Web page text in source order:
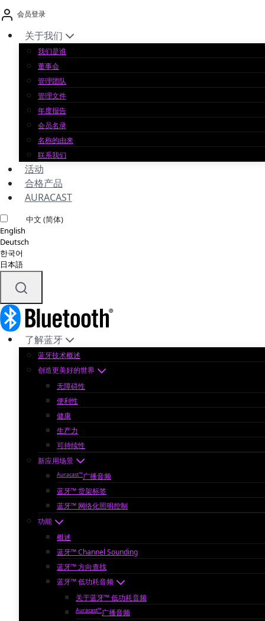
跳
至
内
会员登录
关于我们
我们是谁
董事会
管理团队
管理文件
年度报告
会员名录
名称的由来
联系我们
活动
合格产品
AURACAST
中文 (简体)
English
Deutsch
한국어
日本語
了解蓝牙
蓝牙技术概述
创造更美好的世界
无障碍性
便利性
健康
生产力
可持续性
新应用场景
Auracast™广播音频
蓝牙™ 货架标签
蓝牙™ 网络化照明控制
功能
概述
蓝牙™ Channel Sounding
蓝牙™ 方向查找
蓝牙™ 低功耗音频
关于蓝牙™ 低功耗音频
Auracast™广播音频